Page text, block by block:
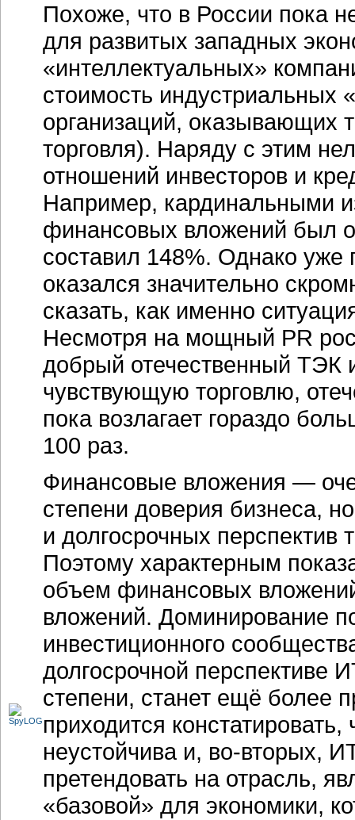
Похоже, что в России пока
для развитых западных
«интеллектуальных»
стоимость индустриальных
организаций, оказывающих
торговля). Наряду с этим
отношений инвесторов и
Например, кардинальными
финансовых вложений был
составил 148%. Однако уже
оказался значительно
сказать, как именно
Несмотря на мощный PR
добрый отечественный
чувствующую торговлю,
пока возлагает гораздо
100 раз.
Финансовые вложения —
степени доверия бизнеса,
и долгосрочных перспектив
Поэтому характерным
объем финансовых
вложений. Доминирование
инвестиционного
долгосрочной перспективе
степени, станет ещё
приходится
неустойчива и, во-вторых,
претендовать на отрасль,
«базовой» для экономики,